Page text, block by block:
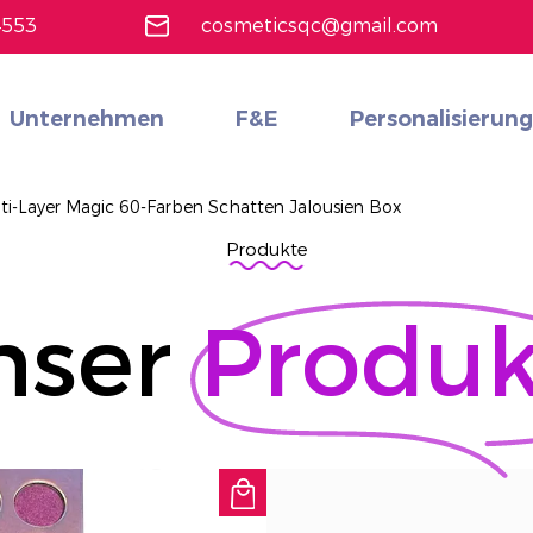
cosmeticsqc@gmail.com
Unternehmen F&E Personalisierung
Layer Magic 60-Farben Schatten Jalousien Box
Produkte